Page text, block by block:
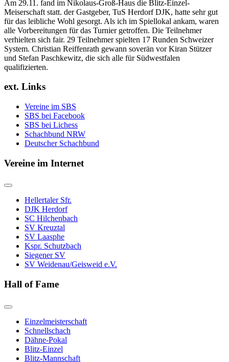
Am 29.11. fand im Nikolaus-Groß-Haus die Blitz-Einzel-
Meiserschaft statt. der Gastgeber, TuS Herdorf DJK, hatte sehr gut
für das leibliche Wohl gesorgt. Als ich im Spiellokal ankam, waren
alle Vorbereitungen für das Turnier getroffen. Die Teilnehmer
verhielten sich fair. 29 Teilnehmer spielten 17 Runden Schweizer
System. Christian Reiffenrath gewann soverän vor Kiran Stützer
und Stefan Paschkewitz, die sich alle für Südwestfalen
qualifizierten.
ext. Links
Vereine im SBS
SBS bei Facebook
SBS bei Lichess
Schachbund NRW
Deutscher Schachbund
Vereine im Internet
Hellertaler Sfr.
DJK Herdorf
SC Hilchenbach
SV Kreuztal
SV Laasphe
Kspr. Schutzbach
Siegener SV
SV Weidenau/Geisweid e.V.
Hall of Fame
Einzelmeisterschaft
Schnellschach
Dähne-Pokal
Blitz-Einzel
Blitz-Mannschaft